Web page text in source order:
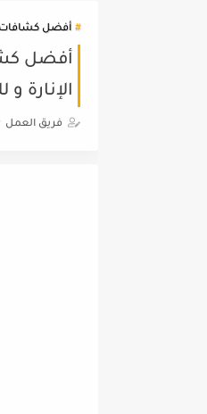
أفضل كشافات
الإنارة و
فريق العمل